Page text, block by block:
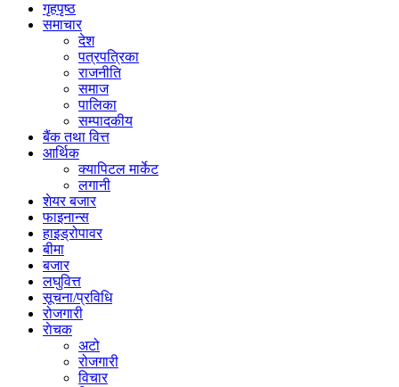
गृहपृष्ठ
समाचार
देश
पत्रपत्रिका
राजनीति
समाज
पालिका
सम्पादकीय
बैंक तथा वित्त
आर्थिक
क्यापिटल मार्केट
लगानी
शेयर बजार
फाइनान्स
हाइड्रोपावर
बीमा
बजार
लघुवित्त
सूचना/प्रविधि
रोजगारी
राेचक
अटो
रोजगारी
विचार